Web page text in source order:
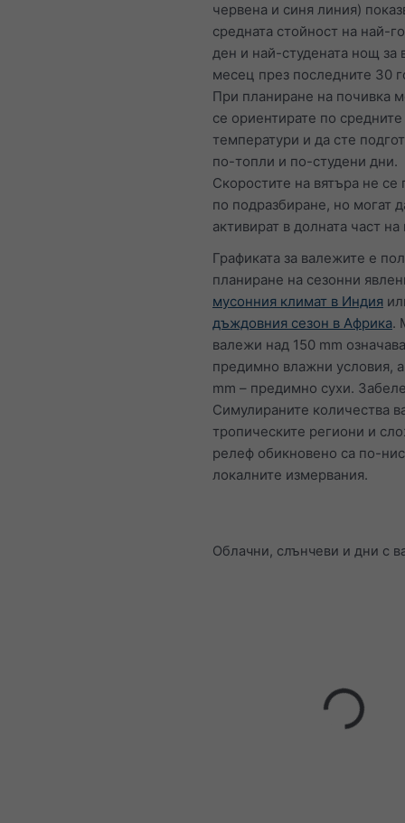
червена и синя линия)
средната стойност на най-
ден и най-студената нощ за
месец през последните 30
При планиране на почивка
се ориентирате по средните
температури и да сте
по-топли и по-студени дни.
Скоростите на вятъра не се
по подразбиране, но могат
активират в долната част на
Графиката за валежите е
планиране на сезонни
мусонния климат в Индия
дъждовния сезон в Африка.
валежи над 150 mm
предимно влажни условия,
mm – предимно сухи.
Симулираните количества
тропическите региони и
релеф обикновено са по-
локалните измервания.
Облачни, слънчеви и дни с